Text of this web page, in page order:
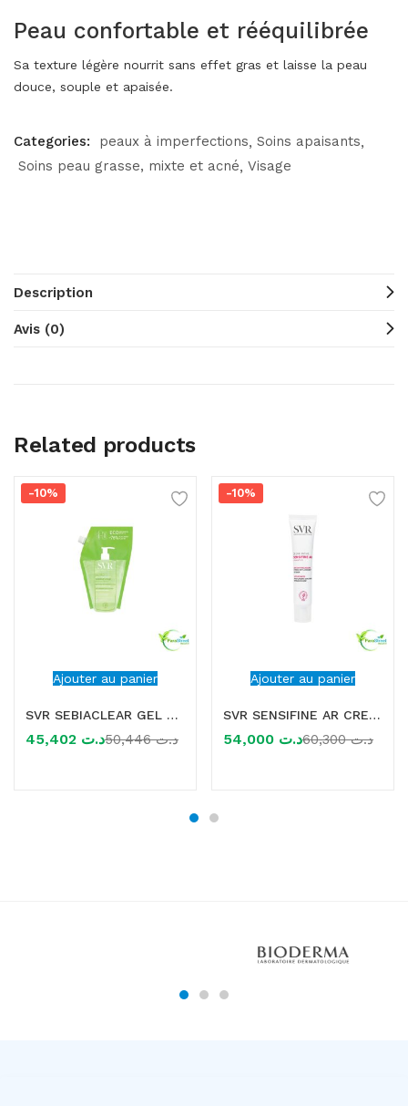
Peau confortable et rééquilibrée
Sa texture légère nourrit sans effet gras et laisse la peau
douce, souple et apaisée.
Categories: peaux à imperfections Soins apaisants
Soins peau grasse, mixte et acné Visage
Description
Avis (0)
Related products
Ajouter au panier
-10%
SVR SEBIACLEAR GEL MOUSSANT RECHARGE 400ML
د.ت د.ت50,446
Ajouter au panier
-10%
SVR SENSIFINE AR CREME RICHE ANTI ROUGEUR 40ML
د.ت د.ت60,300